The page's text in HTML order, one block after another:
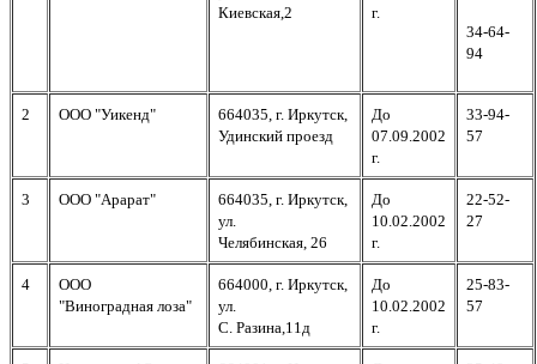
Киевская,2
г.
34-64-
94
2 ООО "Уикенд"
664035, г. Иркутск,
Удинский проезд
До
07.09.2002
г.
33-94-
57
3 ООО "Арарат"
664035, г. Иркутск,
ул.
Челябинская, 26
До
10.02.2002
г.
22-52-
27
4
ООО
"Виноградная лоза"
664000, г. Иркутск,
ул.
С. Разина,11д
До
10.02.2002
г.
25-83-
57